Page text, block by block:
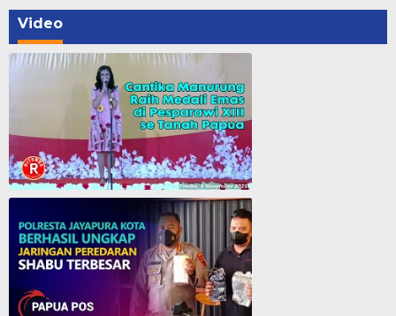
Video
Cantika Manurung Raih Medali Emas di Pesparawi XIII se Tanah Papua